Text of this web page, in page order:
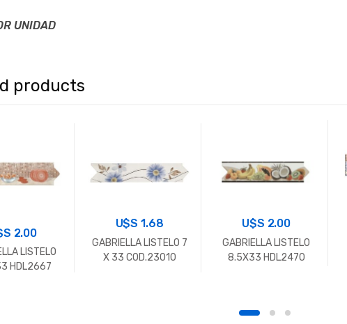
UNIDAD
products
2.00
LISTELO
HDL2667
U$S 1.68
GABRIELLA LISTELO 7
X 33 COD.23010
U$S 2.00
GABRIELLA LISTELO
8.5X33 HDL2470